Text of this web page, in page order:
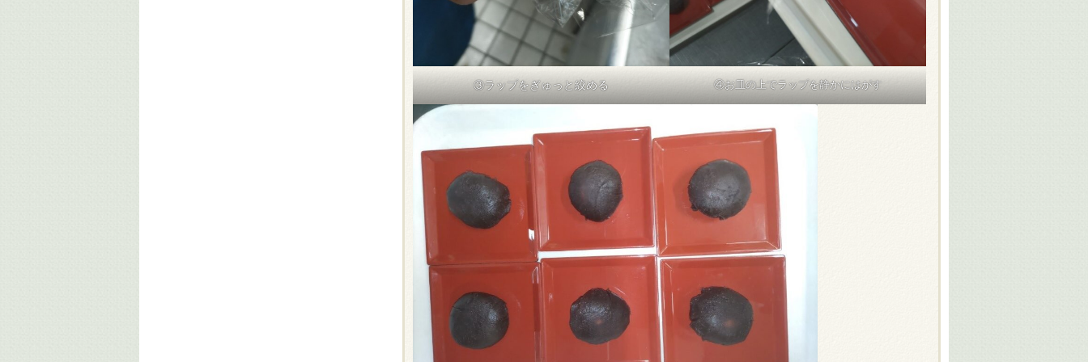
③ラップをぎゅっと絞める ④お皿の上でラップを静かにはがす